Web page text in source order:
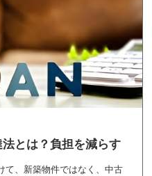
とは？負担を減らす
て、新築物件ではなく、中古